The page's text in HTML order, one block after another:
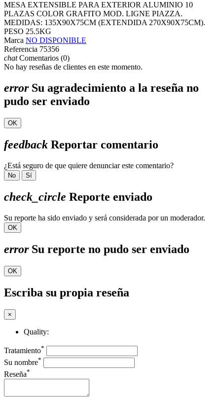
MESA EXTENSIBLE PARA EXTERIOR ALUMINIO 10
PLAZAS COLOR GRAFITO MOD. LIGNE PIAZZA.
MEDIDAS: 135X90X75CM (EXTENDIDA 270X90X75CM).
PESO 25.5KG
Marca NO DISPONIBLE
Referencia 75356
chatComentarios (0)
No hay reseñas de clientes en este momento.
errorSu agradecimiento a la reseña no
pudo ser enviado
OK
feedback Reportar comentario
¿Está seguro de que quiere denunciar este comentario?
No Sí
check_circle Reporte enviado
Su reporte ha sido enviado y será considerada por un moderador.
OK
errorSu reporte no pudo ser enviado
OK
Escriba su propia reseña
×
Quality:
Tratamiento*
Su nombre*
Reseña*